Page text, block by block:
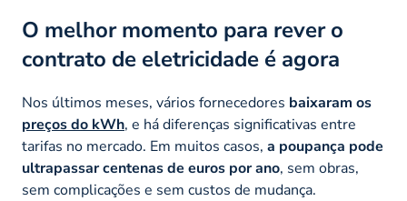
O melhor momento para rever o
contrato de eletricidade é agora
Nos últimos meses, vários fornecedores baixaram os
preços do kWh, e há diferenças significativas entre
tarifas no mercado. Em muitos casos, a poupança pode
ultrapassar centenas de euros por ano, sem obras,
sem complicações e sem custos de mudança.